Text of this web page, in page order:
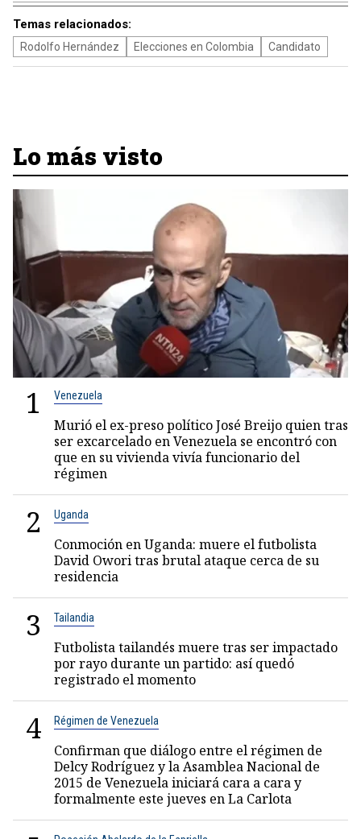
Temas relacionados:
Rodolfo Hernández Elecciones en Colombia Candidato
Lo más visto
1 Venezuela
Murió el ex-preso político José Breijo quien tras
ser excarcelado en Venezuela se encontró con
que en su vivienda vivía funcionario del
régimen
2 Uganda
Conmoción en Uganda: muere el futbolista
David Owori tras brutal ataque cerca de su
residencia
3 Tailandia
Futbolista tailandés muere tras ser impactado
por rayo durante un partido: así quedó
registrado el momento
4 Régimen de Venezuela
Confirman que diálogo entre el régimen de
Delcy Rodríguez y la Asamblea Nacional de
2015 de Venezuela iniciará cara a cara y
formalmente este jueves en La Carlota